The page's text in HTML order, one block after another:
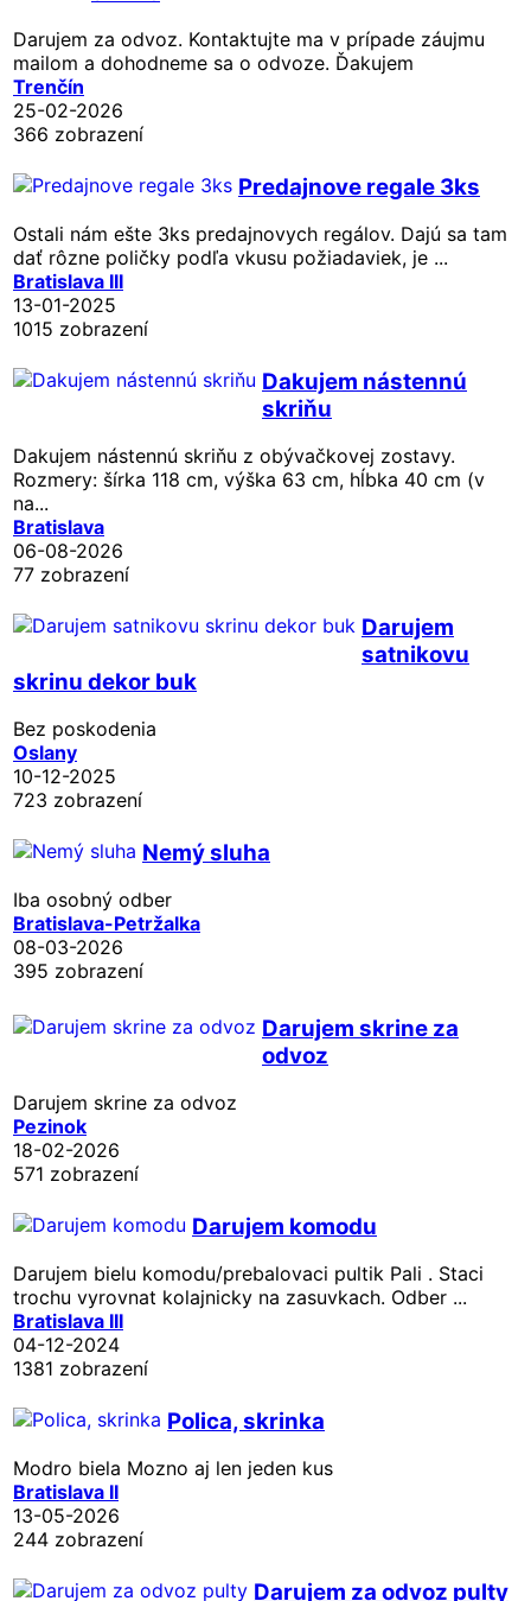
Darujem za odvoz. Kontaktujte ma v prípade záujmu
mailom a dohodneme sa o odvoze. Ďakujem
Trenčín
25-02-2026
366 zobrazení
Predajnove regale 3ks
Ostali nám ešte 3ks predajnovych regálov. Dajú sa tam
dať rôzne poličky podľa vkusu požiadaviek, je ...
Bratislava III
13-01-2025
1015 zobrazení
Dakujem nástennú
skriňu
Dakujem nástennú skriňu z obývačkovej zostavy.
Rozmery: šírka 118 cm, výška 63 cm, hĺbka 40 cm (v
na...
Bratislava
06-08-2026
77 zobrazení
Darujem
satnikovu
skrinu dekor buk
Bez poskodenia
Oslany
10-12-2025
723 zobrazení
Nemý sluha
Iba osobný odber
Bratislava-Petržalka
08-03-2026
395 zobrazení
Darujem skrine za
odvoz
Darujem skrine za odvoz
Pezinok
18-02-2026
571 zobrazení
Darujem komodu
Darujem bielu komodu/prebalovaci pultik Pali . Staci
trochu vyrovnat kolajnicky na zasuvkach. Odber ...
Bratislava III
04-12-2024
1381 zobrazení
Polica, skrinka
Modro biela Mozno aj len jeden kus
Bratislava II
13-05-2026
244 zobrazení
Darujem za odvoz pulty